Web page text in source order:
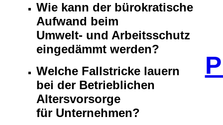
Wie kann der bürokratische
Aufwand beim
Umwelt- und Arbeitsschutz
eingedämmt werden?
Welche Fallstricke lauern
bei der Betrieblichen
Altersvorsorge
für Unternehmen?